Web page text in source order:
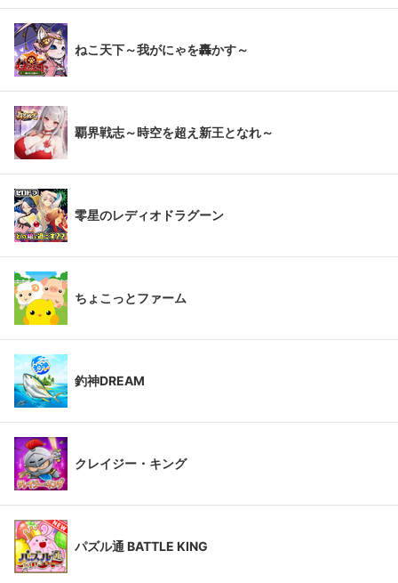
ねこ天下～我がにゃを轟かす～
覇界戦志～時空を超え新王となれ～
零星のレディオドラグーン
ちょこっとファーム
釣神DREAM
クレイジー・キング
パズル通 BATTLE KING